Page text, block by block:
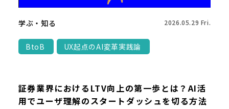
学ぶ・知る 2026.05.29 Fri.
BtoB UX起点のAI変革実践論
証券業界におけるLTV向上の第一歩とは？AI活
用でユーザ理解のスタートダッシュを切る方法